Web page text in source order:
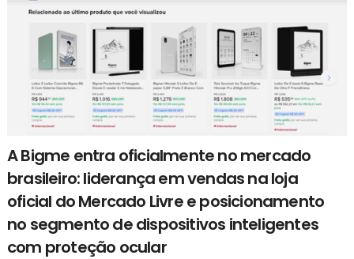
A Bigme entra oficialmente no mercado
brasileiro: liderança em vendas na loja
oficial do Mercado Livre e posicionamento
no segmento de dispositivos inteligentes
com proteção ocular